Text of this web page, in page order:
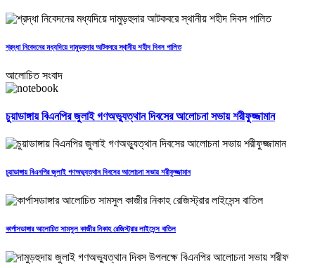
শ্রদ্ধা নিবেদনের মধ্যদিয়ে দামুড়হুদার আটকবরে স্থানীয় শহীদ দিবস পালিত
আলোচিত সংবাদ
চুয়াডাঙ্গায় বিএনপির জুলাই গণঅভ্যুত্থান দিবসের আলোচনা সভায় শরীফুজ্জামান
চুয়াডাঙ্গায় বিএনপির জুলাই গণঅভ্যুত্থান দিবসের আলোচনা সভায় শরীফুজ্জামান
কার্পাসডাঙ্গার আলোচিত সামসুল কাজীর নিকাহ রেজিস্ট্রার লাইসেন্স বাতিল